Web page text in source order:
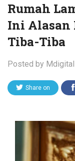
Rumah
Ini Alasan
Tiba-Tiba
Posted by Mdigital
Share on